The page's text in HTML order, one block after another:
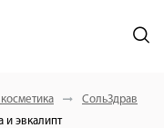
СольЗдрав
и эвкалипт